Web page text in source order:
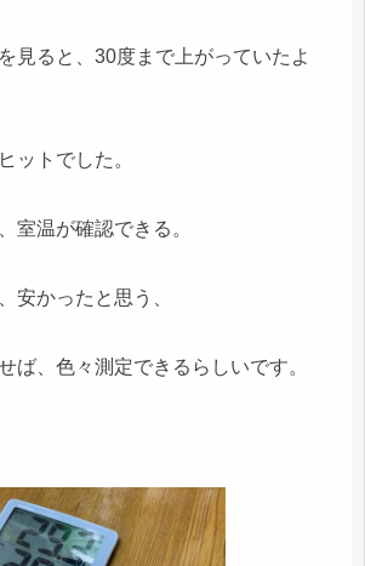
見ると、30度まで上がっていたよ
ットでした。
室温が確認できる。
安かったと思う、
ば、色々測定できるらしいです。